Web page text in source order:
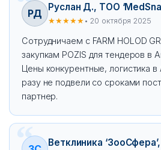
РД
Руслан Д., ТОО
★★★★★ • 20 октября 2025
Сотрудничаем с FARM HOLOD
закупкам POZIS для тендеров в
Цены конкурентные, логистика
разу не подвели со сроками
партнер.
Ветклиника